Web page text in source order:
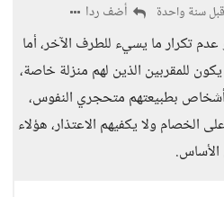
قبل سنة واحدة أضف ردا
تكرار ما يسيء للطرف الآخر، أما
للمقربين الذين لهم منزلة خاصة،
بطبيعتهم متحجري النفوس،
الخصام ولا يكفيهم الاعتذار، هؤلاء
الأساس.